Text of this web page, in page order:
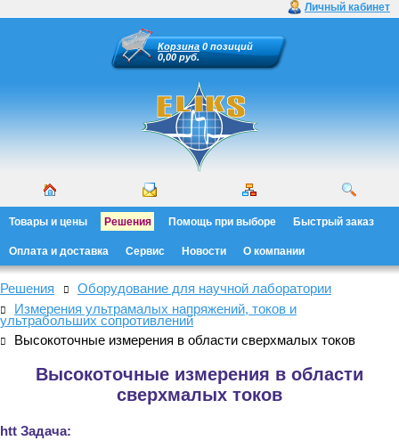
Личный кабинет
Корзина 0 позиций
0,00 руб.
Товары и цены Решения Помощь при выборе Быстрый заказ
Оплата и доставка Сервис Новости О компании
Решения
Оборудование для научной лаборатории
Измерения ультрамалых напряжений, токов и
ультрабольших сопротивлений
Высокоточные измерения в области сверхмалых токов
Высокоточные измерения в области
сверхмалых токов
htt Задача: